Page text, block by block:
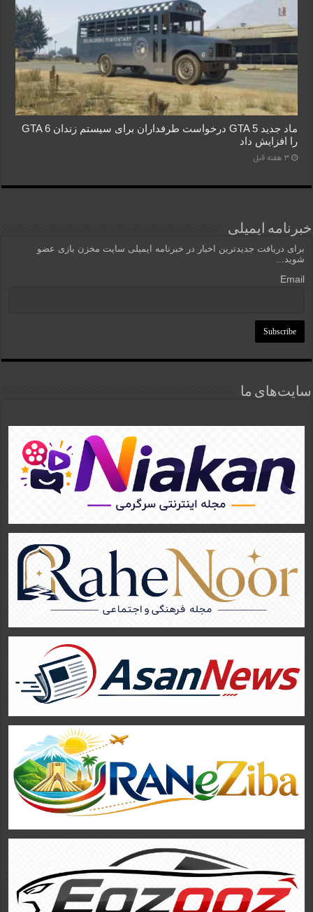
ماد جدید GTA 5 درخواست طرفداران برای سیستم زندان GTA 6
را افزایش داد
3 هفته قبل
خبرنامه ایمیلی
برای دریافت جدیدترین اخبار در خبرنامه ایمیلی سایت مخزن بازی عضو
شوید...
Email
سایت‌های ما